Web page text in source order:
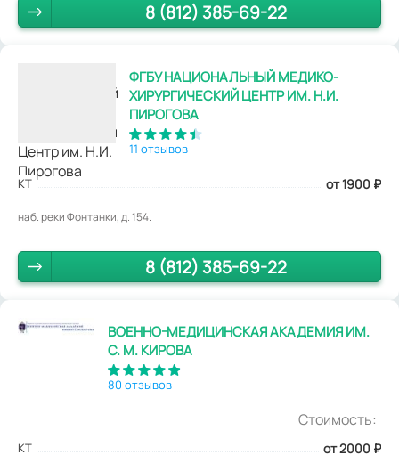
8 (812) 385-69-22
ФГБУ НАЦИОНАЛЬНЫЙ МЕДИКО-
ХИРУРГИЧЕСКИЙ ЦЕНТР ИМ. Н.И.
ПИРОГОВА
11 отзывов
КТ от 1900 ₽
наб. реки Фонтанки, д. 154.
8 (812) 385-69-22
ВОЕННО-МЕДИЦИНСКАЯ АКАДЕМИЯ ИМ.
С. М. КИРОВА
80 отзывов
Стоимость:
КТ от 2000 ₽